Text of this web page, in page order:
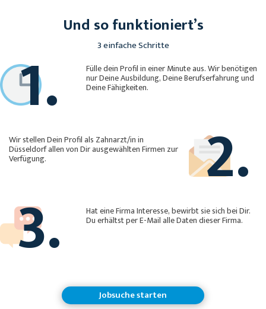
Und so funktioniert’s
3 einfache Schritte
1. Fülle dein Profil in einer Minute aus. Wir benötigen
nur Deine Ausbildung, Deine Berufserfahrung und
Deine Fähigkeiten.
2.
Wir stellen Dein Profil als Zahnarzt/in in
Düsseldorf allen von Dir ausgewählten Firmen zur
Verfügung.
3. Hat eine Firma Interesse, bewirbt sie sich bei Dir.
Du erhältst per E-Mail alle Daten dieser Firma.
Jobsuche starten